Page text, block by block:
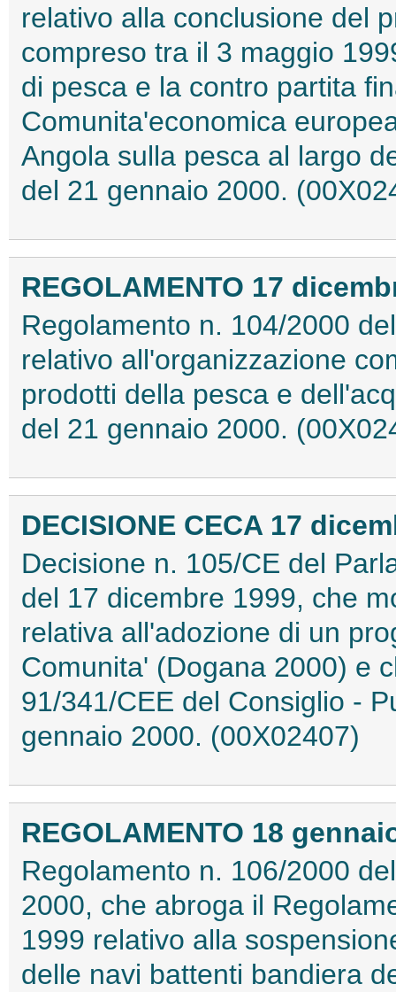
relativo alla conclusione del
compreso tra il 3 maggio
di pesca e la contro partita
Comunita'economica
Angola sulla pesca al largo
del 21 gennaio 2000.
REGOLAMENTO 17
Regolamento n. 104/2000
relativo all'organizzazione
prodotti della pesca e
del 21 gennaio 2000.
DECISIONE CECA 17
Decisione n. 105/CE del
del 17 dicembre 1999, che
relativa all'adozione di un
Comunita' (Dogana 2000) e
91/341/CEE del Consiglio -
gennaio 2000. (00X02407)
REGOLAMENTO 18
Regolamento n. 106/2000
2000, che abroga il
1999 relativo alla
delle navi battenti bandiera